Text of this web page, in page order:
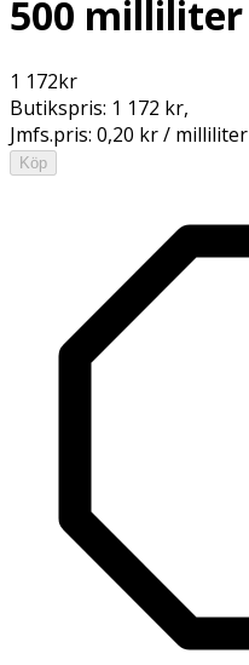
500 milliliter
1 172kr
Butikspris: 1 172 kr,
Jmfs.pris: 0,20 kr / milliliter
Köp